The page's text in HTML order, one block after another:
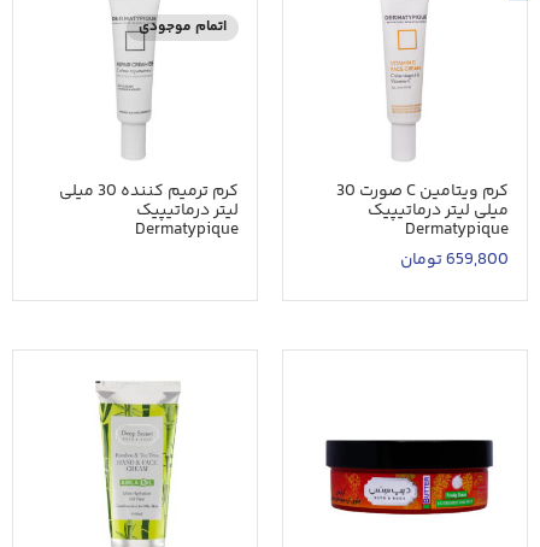
کرم ویتامین C صورت 30
میلی لیتر درماتیپیک
Dermatypique
659,800تومان
اتمام موجودی
کرم ترمیم کننده 30 میلی
لیتر درماتیپیک
Dermatypique